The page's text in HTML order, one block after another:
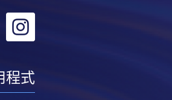
转
instagram
程式